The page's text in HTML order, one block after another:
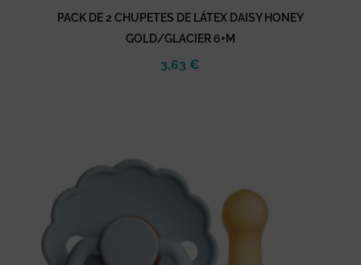
PACK DE 2 CHUPETES DE LÁTEX DAISY HONEY
GOLD/GLACIER 6+M
3,63 €